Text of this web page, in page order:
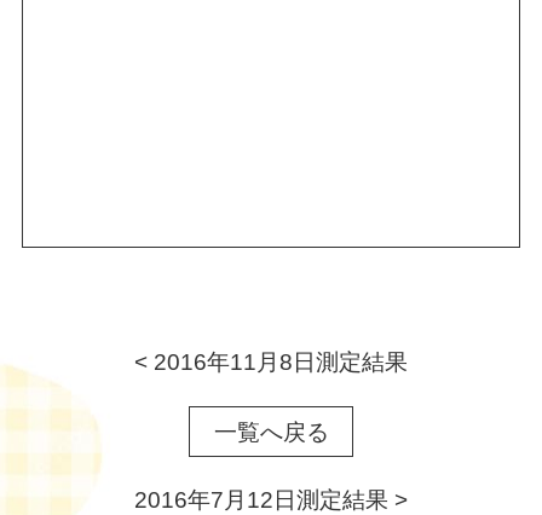
< 2016年11月8日測定結果
一覧へ戻る
2016年7月12日測定結果 >